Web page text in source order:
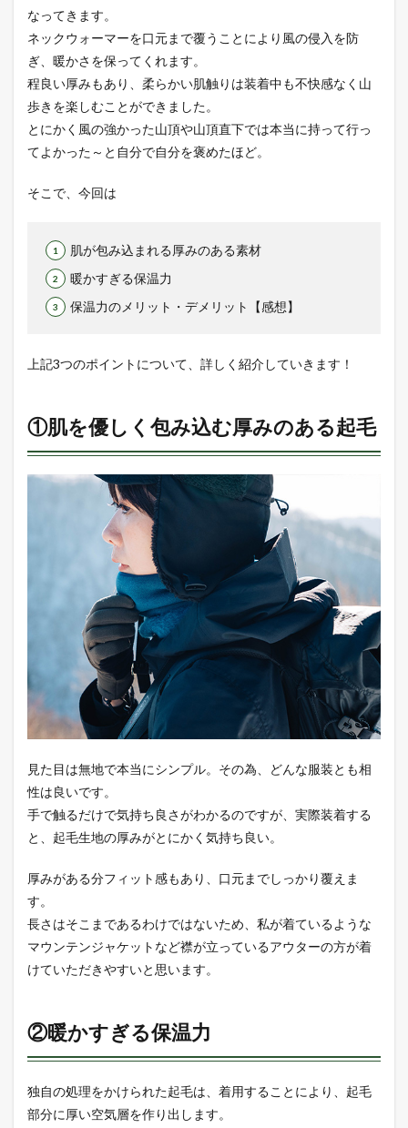
たネ
ック
ゲイ
ター
はこ
ちら
なってきます。
ネックウォーマーを口元まで覆うことにより風の侵入を防
ぎ、暖かさを保ってくれます。
程良い厚みもあり、柔らかい肌触りは装着中も不快感なく山
歩きを楽しむことができました。
とにかく風の強かった山頂や山頂直下では本当に持って行っ
てよかった～と自分で自分を褒めたほど。
そこで、今回は
肌が包み込まれる厚みのある素材
暖かすぎる保温力
保温力のメリット・デメリット【感想】
上記3つのポイントについて、詳しく紹介していきます！
①肌を優しく包み込む厚みのある起毛
見た目は無地で本当にシンプル。その為、どんな服装とも相
性は良いです。
手で触るだけで気持ち良さがわかるのですが、実際装着する
と、起毛生地の厚みがとにかく気持ち良い。
厚みがある分フィット感もあり、口元までしっかり覆えま
す。
長さはそこまであるわけではないため、私が着ているような
マウンテンジャケットなど襟が立っているアウターの方が着
けていただきやすいと思います。
②暖かすぎる保温力
独自の処理をかけられた起毛は、着用することにより、起毛
部分に厚い空気層を作り出します。